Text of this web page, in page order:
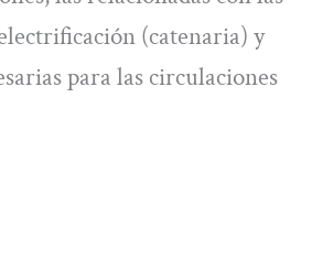
(catenaria) y
para las circulaciones